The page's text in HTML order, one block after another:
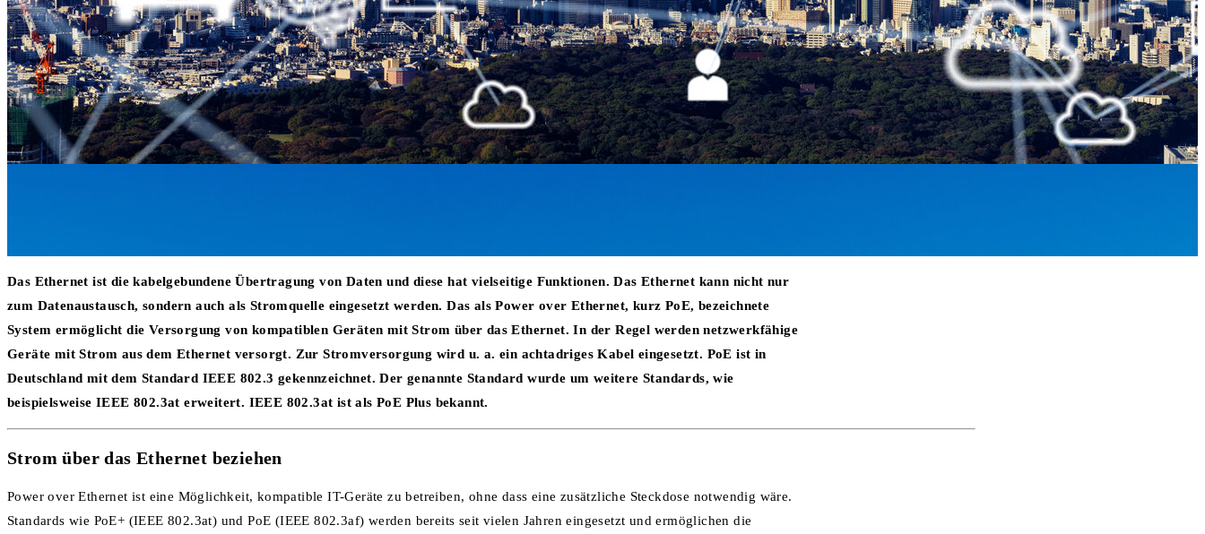
Das Ethernet ist die kabelgebundene Übertragung von Daten und diese hat vielseitige Funktionen. Das Ethernet kann nicht nur
zum Datenaustausch, sondern auch als Stromquelle eingesetzt werden. Das als Power over Ethernet, kurz PoE, bezeichnete
System ermöglicht die Versorgung von kompatiblen Geräten mit Strom über das Ethernet. In der Regel werden netzwerkfähige
Geräte mit Strom aus dem Ethernet versorgt. Zur Stromversorgung wird u. a. ein achtadriges Kabel eingesetzt. PoE ist in
Deutschland mit dem Standard IEEE 802.3 gekennzeichnet. Der genannte Standard wurde um weitere Standards, wie
beispielsweise IEEE 802.3at erweitert. IEEE 802.3at ist als PoE Plus bekannt.
Strom über das Ethernet beziehen
Power over Ethernet ist eine Möglichkeit, kompatible IT-Geräte zu betreiben, ohne dass eine zusätzliche Steckdose notwendig wäre.
Standards wie PoE+ (IEEE 802.3at) und PoE (IEEE 802.3af) werden bereits seit vielen Jahren eingesetzt und ermöglichen die